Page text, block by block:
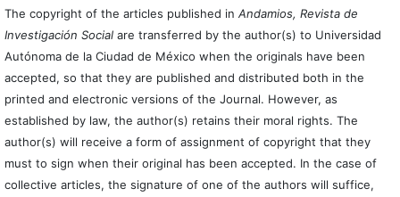
The copyright of the articles published in Andamios, Revista de
Investigación Socialare transferred by the author(s) to Universidad
Autónoma de la Ciudad de México when the originals have been
accepted, so that they are published and distributed both in the
printed and electronic versions of the Journal. However, as
established by law, the author(s) retains their moral rights. The
author(s) will receive a form of assignment of copyright that they
must to sign when their original has been accepted. In the case of
collective articles, the signature of one of the authors will suffice,